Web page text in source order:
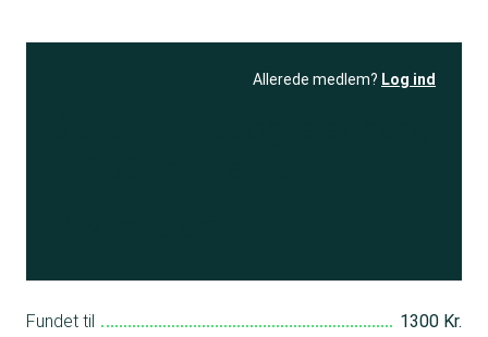
Allerede medlem? Log ind
Fundet til 1300 Kr.